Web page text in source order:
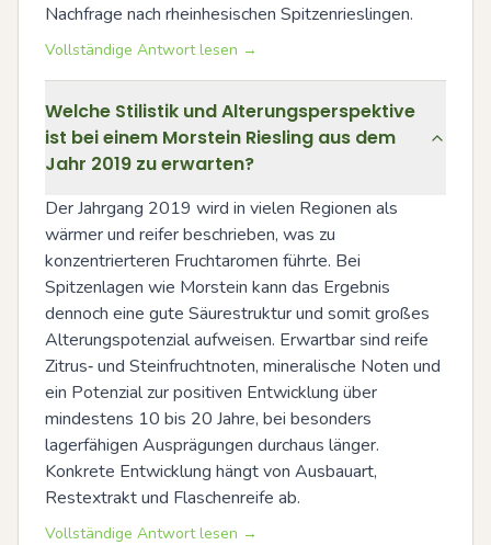
Nachfrage nach rheinhesischen Spitzenrieslingen.
Vollständige Antwort lesen →
Welche Stilistik und Alterungsperspektive
ist bei einem Morstein Riesling aus dem
Jahr 2019 zu erwarten?
Der Jahrgang 2019 wird in vielen Regionen als
wärmer und reifer beschrieben, was zu
konzentrierteren Fruchtaromen führte. Bei
Spitzenlagen wie Morstein kann das Ergebnis
dennoch eine gute Säurestruktur und somit großes
Alterungspotenzial aufweisen. Erwartbar sind reife
Zitrus‑ und Steinfruchtnoten, mineralische Noten und
ein Potenzial zur positiven Entwicklung über
mindestens 10 bis 20 Jahre, bei besonders
lagerfähigen Ausprägungen durchaus länger.
Konkrete Entwicklung hängt von Ausbauart,
Restextrakt und Flaschenreife ab.
Vollständige Antwort lesen →